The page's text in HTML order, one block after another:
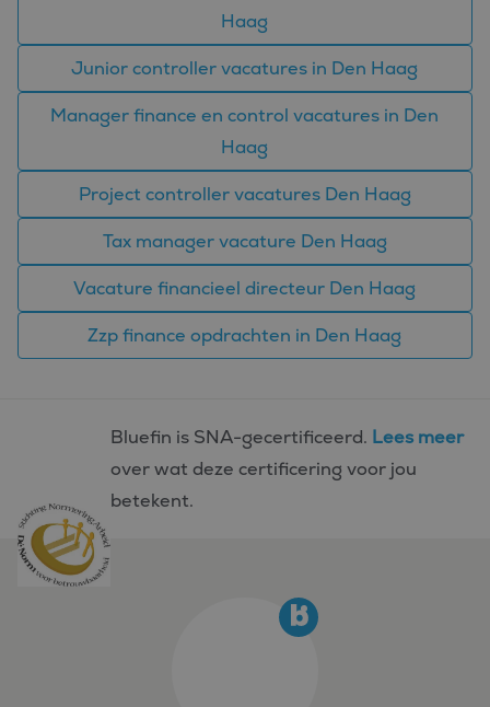
Haag
Junior controller vacatures in Den Haag
Manager finance en control vacatures in Den
Haag
Project controller vacatures Den Haag
Tax manager vacature Den Haag
Vacature financieel directeur Den Haag
Zzp finance opdrachten in Den Haag
Bluefin is SNA-gecertificeerd. Lees meer
over wat deze certificering voor jou
betekent.